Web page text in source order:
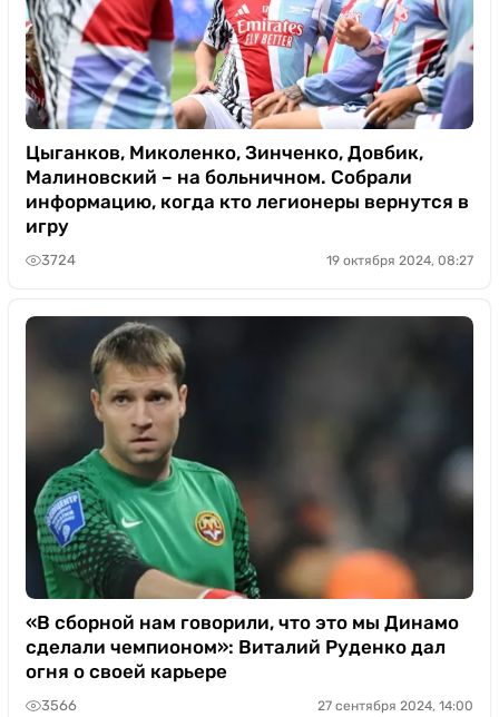
Цыганков, Миколенко, Зинченко, Довбик,
Малиновский – на больничном. Собрали
информацию, когда кто легионеры вернутся в
игру
3724 19 октября 2024, 08:27
«В сборной нам говорили, что это мы Динамо
сделали чемпионом»: Виталий Руденко дал
огня о своей карьере
3566 27 сентября 2024, 14:00